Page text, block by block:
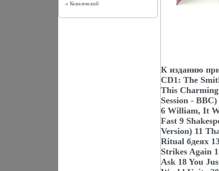
Ковалевский
К изданию
CD1: The
This
Session -
6 William, It
Fast 9
Version) 11
Ritual бдеях
Strikes Again
Ask 18 You